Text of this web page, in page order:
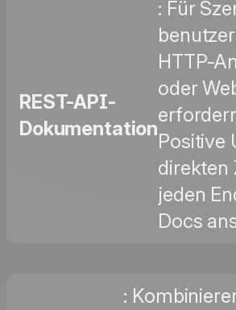
REST-API-
Dokumentation
: Für
HTTP-
oder
Positive
direkten
jeden
Docs
: